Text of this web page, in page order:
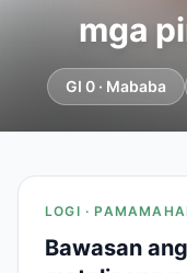
mga
GI 0 · Mababa
LOGI ·
Bawasan